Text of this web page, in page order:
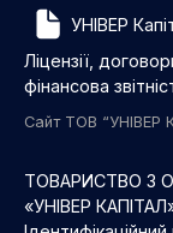
УНІВЕР
Ліцензії,
фінансова
Сайт ТОВ “УНІВЕР
ТОВАРИСТВО З
«УНІВЕР